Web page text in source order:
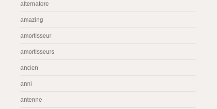
alternatore
amazing
amortisseur
amortisseurs
ancien
anni
antenne